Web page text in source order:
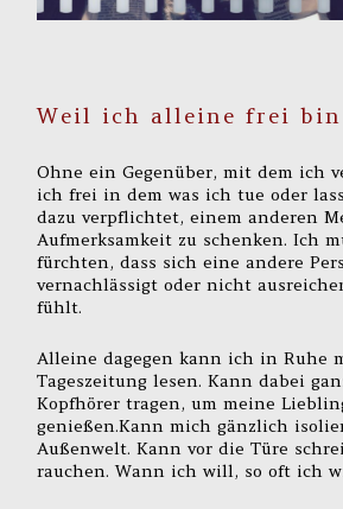
Weil ich alleine frei bin
Ohne ein Gegenüber, mit dem ich
ich frei in dem was ich tue oder
dazu verpflichtet, einem anderen
Aufmerksamkeit zu schenken. Ich
fürchten, dass sich eine andere
vernachlässigt oder nicht
fühlt.
Alleine dagegen kann ich in Ruhe
Tageszeitung lesen. Kann dabei
Kopfhörer tragen, um meine
genießen.Kann mich gänzlich
Außenwelt. Kann vor die Türe
rauchen. Wann ich will, so oft ich